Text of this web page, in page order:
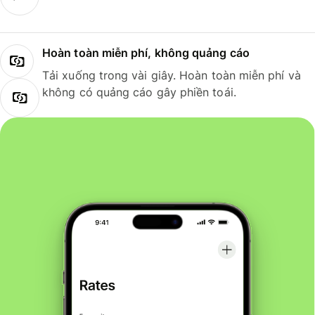
Hoàn toàn miễn phí, không quảng cáo
Tải xuống trong vài giây. Hoàn toàn miễn phí và
không có quảng cáo gây phiền toái.